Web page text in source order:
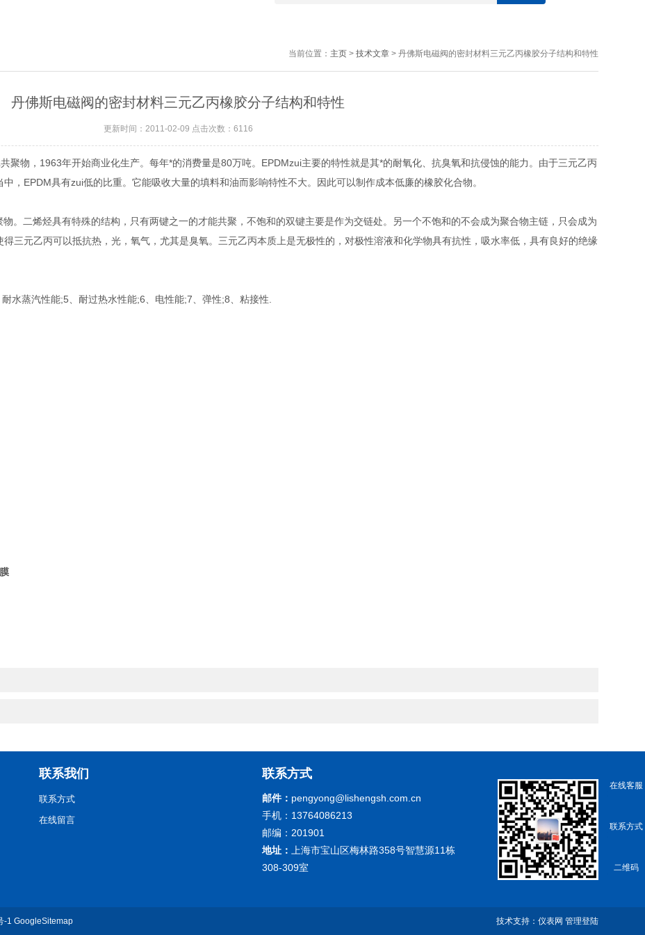
当前位置： 主页> 技术文章> 丹佛斯电磁阀的密封材料三元乙丙橡胶分子结构和特性
丹佛斯电磁阀的密封材料三元乙丙橡胶分子结构和特性
更新时间：2011-02-09 点击次数：6116
物，1963年开始商业化生产。每年*的消费量是80万吨。EPDMzui主要的特性就是其*的耐氧化、抗臭氧和抗侵蚀的能力。由于三元乙丙
，EPDM具有zui低的比重。它能吸收大量的填料和油而影响特性不大。因此可以制作成本低廉的橡胶化合物。
烯烃具有特殊的结构，只有两键之一的才能共聚，不饱和的双键主要是作为交链处。另一个不饱和的不会成为聚合物主链，只会成为
三元乙丙可以抵抗热，光，氧气，尤其是臭氧。三元乙丙本质上是无极性的，对极性溶液和化学物具有抗性，吸水率低，具有良好的绝缘
蒸汽性能;5、耐过热水性能;6、电性能;7、弹性;8、粘接性.
联系我们
联系方式
在线留言
联系方式
邮件： pengyong@lishengsh.com.cn
手机：13764086213
邮编：201901
地址：
上海市宝山区梅林路358号智慧源11栋
308-309室
技术支持： 仪表网 管理登陆
-1 GoogleSitemap
在线客服
联系方式
二维码